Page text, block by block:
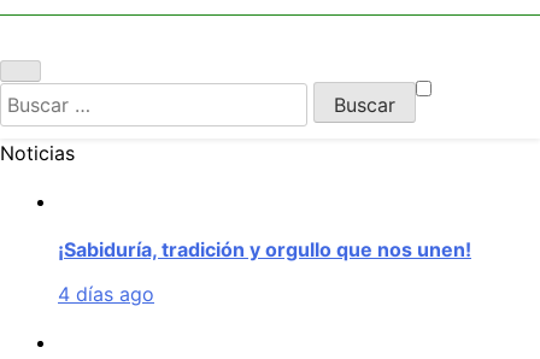
Buscar:
Noticias
¡Sabiduría, tradición y orgullo que nos unen!
4 días ago